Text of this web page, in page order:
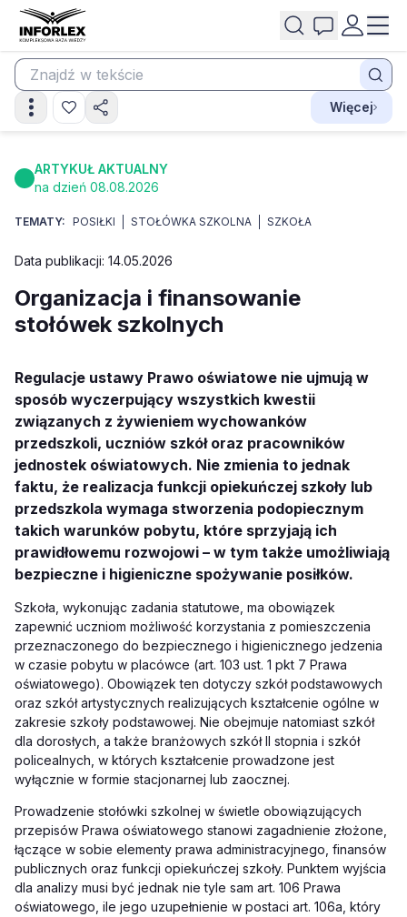
Więcej
ARTYKUŁ AKTUALNY
na dzień 08.08.2026
TEMATY: POSIŁKI STOŁÓWKA SZKOLNA SZKOŁA
Data publikacji: 14.05.2026
Organizacja i finansowanie
stołówek szkolnych
Regulacje ustawy Prawo oświatowe nie ujmują w
sposób wyczerpujący wszystkich kwestii
związanych z żywieniem wychowanków
przedszkoli, uczniów szkół oraz pracowników
jednostek oświatowych. Nie zmienia to jednak
faktu, że realizacja funkcji opiekuńczej szkoły lub
przedszkola wymaga stworzenia podopiecznym
takich warunków pobytu, które sprzyjają ich
prawidłowemu rozwojowi – w tym także umożliwiają
bezpieczne i higieniczne spożywanie posiłków.
Szkoła, wykonując zadania statutowe, ma obowiązek
zapewnić uczniom możliwość korzystania z pomieszczenia
przeznaczonego do bezpiecznego i higienicznego jedzenia
w czasie pobytu w placówce (art. 103 ust. 1 pkt 7 Prawa
oświatowego). Obowiązek ten dotyczy szkół podstawowych
oraz szkół artystycznych realizujących kształcenie ogólne w
zakresie szkoły podstawowej. Nie obejmuje natomiast szkół
dla dorosłych, a także branżowych szkół II stopnia i szkół
policealnych, w których kształcenie prowadzone jest
wyłącznie w formie stacjonarnej lub zaocznej.
Prowadzenie stołówki szkolnej w świetle obowiązujących
przepisów Prawa oświatowego stanowi zagadnienie złożone,
łączące w sobie elementy prawa administracyjnego, finansów
publicznych oraz funkcji opiekuńczej szkoły. Punktem wyjścia
dla analizy musi być jednak nie tyle sam art. 106 Prawa
oświatowego, ile jego uzupełnienie w postaci art. 106a, który